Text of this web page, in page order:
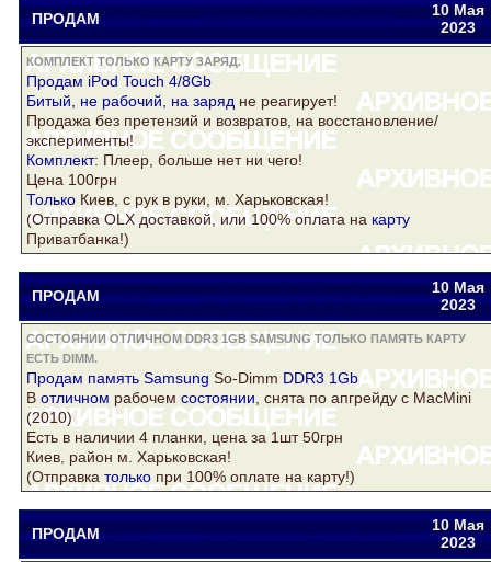
ПРОДАМ Drake yuriytimoschuk@gmail.com
10 Мая
2023
КОМПЛЕКТ ТОЛЬКО КАРТУ ЗАРЯД.
Продам iPod Touch 4/8Gb
Битый, не рабочий, на заряд не реагирует!
Продажа без претензий и возвратов, на восстановление/
эксперименты!
Комплект: Плеер, больше нет ни чего!
Цена 100грн
Только Киев, с рук в руки, м. Харьковская!
(Отправка OLX доставкой, или 100% оплата на карту
Приватбанка!)
ПРОДАМ Drake yuriytimoschuk@gmail.com
10 Мая
2023
СОСТОЯНИИ ОТЛИЧНОМ DDR3 1GB SAMSUNG ТОЛЬКО ПАМЯТЬ КАРТУ
ЕСТЬ DIMM.
Продам память Samsung So-Dimm DDR3 1Gb
В отличном рабочем состоянии , снята по апгрейду с MacMini
(2010)
Есть в наличии 4 планки, цена за 1шт 50грн
Киев, район м. Харьковская!
(Отправка только при 100% оплате на карту!)
ПРОДАМ Drake yuriytimoschuk@gmail.com
10 Мая
2023